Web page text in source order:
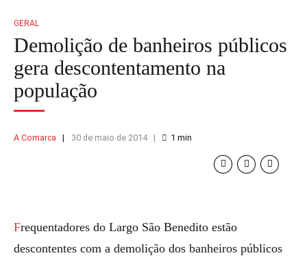
GERAL
Demolição de banheiros públicos
gera descontentamento na
população
A Comarca 30 de maio de 2014 1 min
Frequentadores do Largo São Benedito estão
descontentes com a demolição dos banheiros públicos